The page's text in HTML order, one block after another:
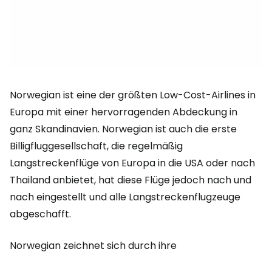
Norwegian ist eine der größten Low-Cost-Airlines in
Europa mit einer hervorragenden Abdeckung in
ganz Skandinavien. Norwegian ist auch die erste
Billigfluggesellschaft, die regelmäßig
Langstreckenflüge von Europa in die USA oder nach
Thailand anbietet, hat diese Flüge jedoch nach und
nach eingestellt und alle Langstreckenflugzeuge
abgeschafft.
Norwegian zeichnet sich durch ihre